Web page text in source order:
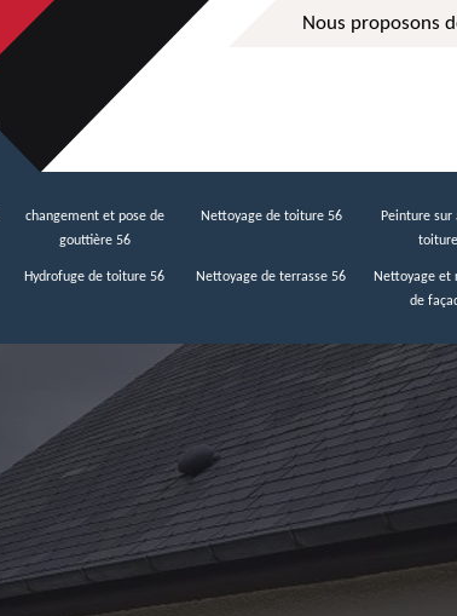
Nous proposons
changement et pose de
gouttière 56
Nettoyage de toiture 56
Peinture sur
Hydrofuge de toiture 56 Nettoyage de terrasse 56
Nettoyage et
de